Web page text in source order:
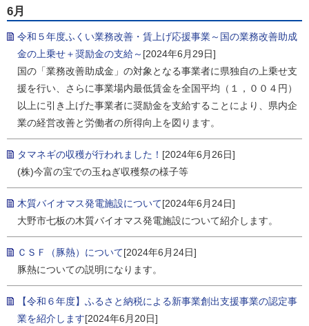
6月
令和５年度ふくい業務改善・賃上げ応援事業～国の業務改善助成
金の上乗せ＋奨励金の支給～ [2024年6月29日]
国の「業務改善助成金」の対象となる事業者に県独自の上乗せ支
援を行い、さらに事業場内最低賃金を全国平均（１，００４円）
以上に引き上げた事業者に奨励金を支給することにより、県内企
業の経営改善と労働者の所得向上を図ります。
タマネギの収穫が行われました！ [2024年6月26日]
(株)今富の宝での玉ねぎ収穫祭の様子等
木質バイオマス発電施設について[2024年6月24日]
大野市七板の木質バイオマス発電施設について紹介します。
ＣＳＦ（豚熱）について[2024年6月24日]
豚熱についての説明になります。
【令和６年度】ふるさと納税による新事業創出支援事業の認定事
業を紹介します[2024年6月20日]